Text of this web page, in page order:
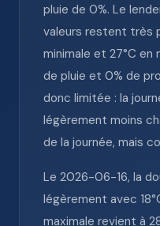
pluie de 0%. Le
valeurs restent très
minimale et 27°C en
de pluie et 0% de
donc limitée : la
légèrement moins
de la journée, mais
Le 2026-06-16, la
légèrement avec
maximale revient à